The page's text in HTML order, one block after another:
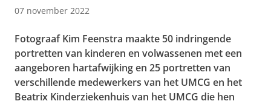
07 november 2022
Fotograaf Kim Feenstra maakte 50 indringende
portretten van kinderen en volwassenen met een
aangeboren hartafwijking en 25 portretten van
verschillende medewerkers van het UMCG en het
Beatrix Kinderziekenhuis van het UMCG die hen